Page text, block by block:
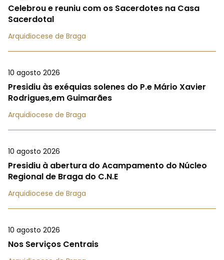
Celebrou e reuniu com os Sacerdotes na Casa
Sacerdotal
Arquidiocese de Braga
10 agosto 2026
Presidiu às exéquias solenes do P.e Mário Xavier
Rodrigues,em Guimarães
Arquidiocese de Braga
10 agosto 2026
Presidiu à abertura do Acampamento do Núcleo
Regional de Braga do C.N.E
Arquidiocese de Braga
10 agosto 2026
Nos Serviços Centrais